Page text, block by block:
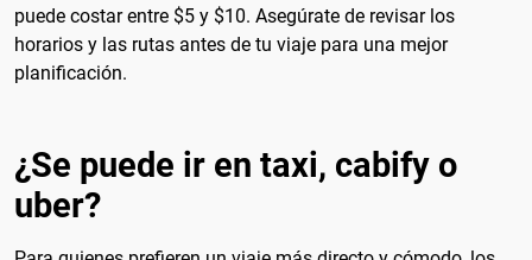
puede costar entre $5 y $10. Asegúrate de revisar los
horarios y las rutas antes de tu viaje para una mejor
planificación.
¿Se puede ir en taxi, cabify o
uber?